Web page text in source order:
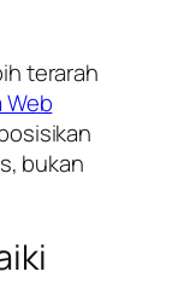
terarah
Web
bukan